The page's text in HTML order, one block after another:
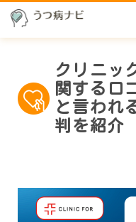
クリニッ
関する口
と言われ
判を紹介